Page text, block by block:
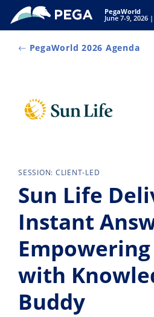
Ir al contenido principalPegaWorld
June 7-9, 2026
PegaWorld 2026 Agenda
SESSION: CLIENT-LED
Sun Life
Instant
with
Buddy